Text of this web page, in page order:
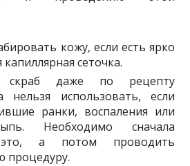
кожу, если есть ярко
сеточка.
скраб даже по рецепту
нельзя использовать, если
ранки, воспаления или
Необходимо сначала
это, а потом проводить